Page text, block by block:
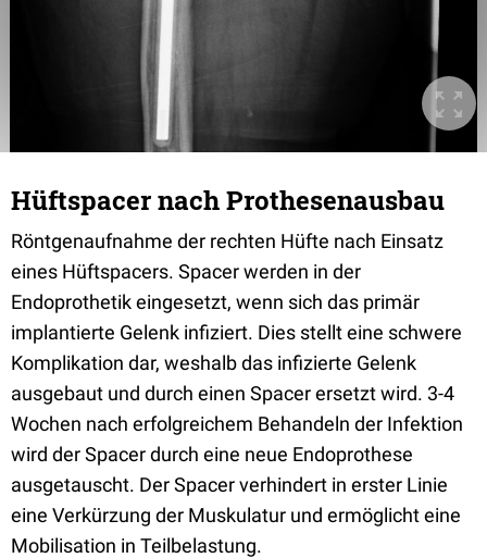
Hüftspacer nach Prothesenausbau
Röntgenaufnahme der rechten Hüfte nach Einsatz
eines Hüftspacers. Spacer werden in der
Endoprothetik eingesetzt, wenn sich das primär
implantierte Gelenk infiziert. Dies stellt eine schwere
Komplikation dar, weshalb das infizierte Gelenk
ausgebaut und durch einen Spacer ersetzt wird. 3-4
Wochen nach erfolgreichem Behandeln der Infektion
wird der Spacer durch eine neue Endoprothese
ausgetauscht. Der Spacer verhindert in erster Linie
eine Verkürzung der Muskulatur und ermöglicht eine
Mobilisation in Teilbelastung.